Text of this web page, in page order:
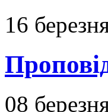
16
08